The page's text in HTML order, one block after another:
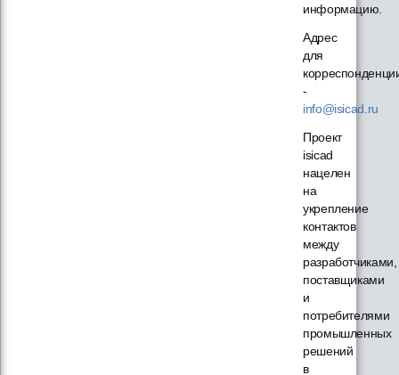
информацию.
Адрес
для
-
info@isicad.ru
Проект
isicad
нацелен
на
укрепление
контактов
между
разработчиками,
поставщиками
и
потребителями
промышленных
решений
в